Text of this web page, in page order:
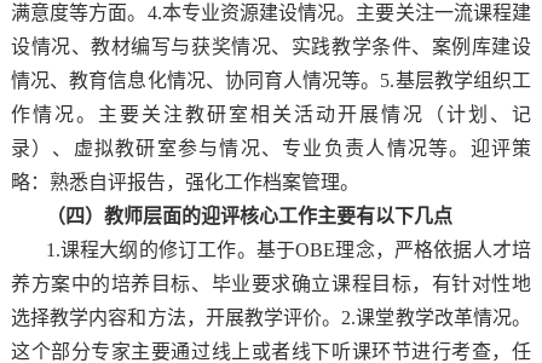
满意度等方面。4.本专业资源建设情况。主要关注一流课程建
设情况、教材编写与获奖情况、实践教学条件、案例库建设
情况、教育信息化情况、协同育人情况等。5.基层教学组织工
作情况。主要关注教研室相关活动开展情况（计划、记
录）、虚拟教研室参与情况、专业负责人情况等。迎评策
略：熟悉自评报告，强化工作档案管理。
（四）教师层面的迎评核心工作主要有以下几点
1.课程大纲的修订工作。基于OBE理念，严格依据人才培
养方案中的培养目标、毕业要求确立课程目标，有针对性地
选择教学内容和方法，开展教学评价。2.课堂教学改革情况。
这个部分专家主要通过线上或者线下听课环节进行考查，任